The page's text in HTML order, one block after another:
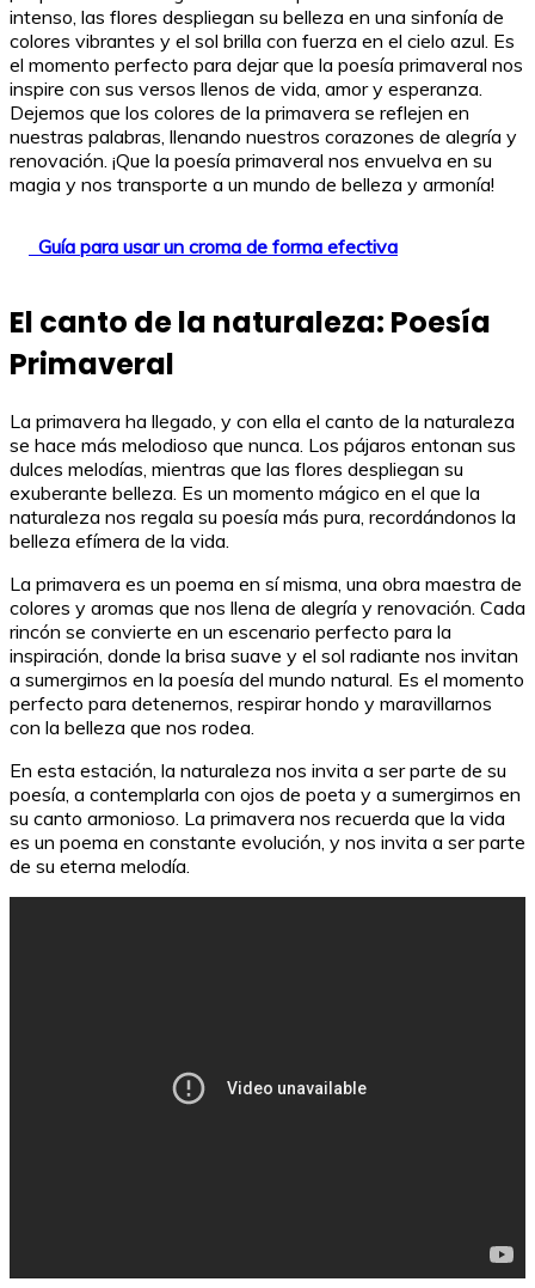
intenso, las flores despliegan su belleza en una sinfonía de
colores vibrantes y el sol brilla con fuerza en el cielo azul. Es
el momento perfecto para dejar que la poesía primaveral nos
inspire con sus versos llenos de vida, amor y esperanza.
Dejemos que los colores de la primavera se reflejen en
nuestras palabras, llenando nuestros corazones de alegría y
renovación. ¡Que la poesía primaveral nos envuelva en su
magia y nos transporte a un mundo de belleza y armonía!
Guía para usar un croma de forma efectiva
El canto de la naturaleza: Poesía
Primaveral
La primavera ha llegado, y con ella el canto de la naturaleza
se hace más melodioso que nunca. Los pájaros entonan sus
dulces melodías, mientras que las flores despliegan su
exuberante belleza. Es un momento mágico en el que la
naturaleza nos regala su poesía más pura, recordándonos la
belleza efímera de la vida.
La primavera es un poema en sí misma, una obra maestra de
colores y aromas que nos llena de alegría y renovación. Cada
rincón se convierte en un escenario perfecto para la
inspiración, donde la brisa suave y el sol radiante nos invitan
a sumergirnos en la poesía del mundo natural. Es el momento
perfecto para detenernos, respirar hondo y maravillarnos
con la belleza que nos rodea.
En esta estación, la naturaleza nos invita a ser parte de su
poesía, a contemplarla con ojos de poeta y a sumergirnos en
su canto armonioso. La primavera nos recuerda que la vida
es un poema en constante evolución, y nos invita a ser parte
de su eterna melodía.